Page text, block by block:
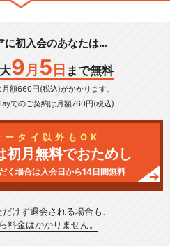
に初入会のあなたは…
9 月 5 日 まで無料
額660円(税込)がかかります。
でのご契約は月額760円(税込)
ータイ以外もOK
初月無料でおためし
く場合は入会日から14日間無料
だけず退会される場合も、
料金はかかりません。